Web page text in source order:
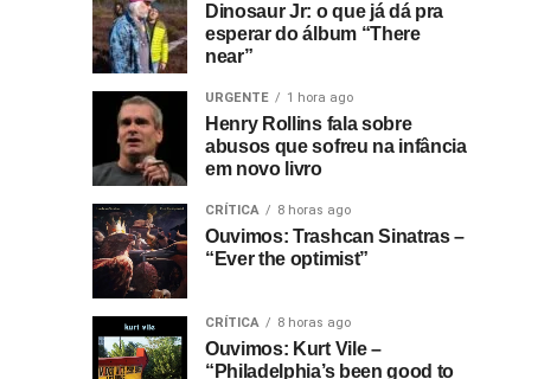
Dinosaur Jr: o que já dá pra
esperar do álbum “There
near”
URGENTE 1 hora ago
Henry Rollins fala sobre
abusos que sofreu na infância
em novo livro
CRÍTICA 8 horas ago
Ouvimos: Trashcan Sinatras –
“Ever the optimist”
CRÍTICA 8 horas ago
Ouvimos: Kurt Vile –
“Philadelphia’s been good to